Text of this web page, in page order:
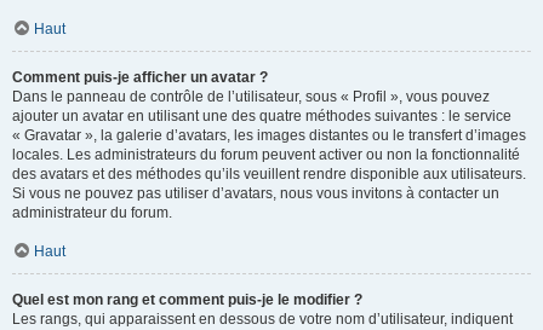
Haut
Comment puis-je afficher un avatar ?
Dans le panneau de contrôle de l’utilisateur, sous « Profil », vous pouvez
ajouter un avatar en utilisant une des quatre méthodes suivantes : le service
« Gravatar », la galerie d’avatars, les images distantes ou le transfert d’images
locales. Les administrateurs du forum peuvent activer ou non la fonctionnalité
des avatars et des méthodes qu’ils veuillent rendre disponible aux utilisateurs.
Si vous ne pouvez pas utiliser d’avatars, nous vous invitons à contacter un
administrateur du forum.
Haut
Quel est mon rang et comment puis-je le modifier ?
Les rangs, qui apparaissent en dessous de votre nom d’utilisateur, indiquent